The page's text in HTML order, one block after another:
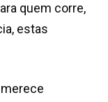
quem corre,
estas